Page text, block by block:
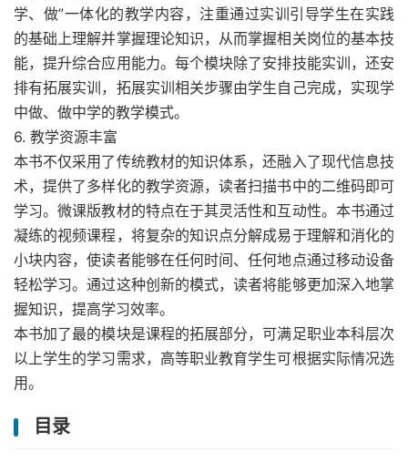
学、做”一体化的教学内容，注重通过实训引导学生在实践
的基础上理解并掌握理论知识，从而掌握相关岗位的基本技
能，提升综合应用能力。每个模块除了安排技能实训，还安
排有拓展实训，拓展实训相关步骤由学生自己完成，实现学
中做、做中学的教学模式。
6. 教学资源丰富
本书不仅采用了传统教材的知识体系，还融入了现代信息技
术，提供了多样化的教学资源，读者扫描书中的二维码即可
学习。微课版教材的特点在于其灵活性和互动性。本书通过
凝练的视频课程，将复杂的知识点分解成易于理解和消化的
小块内容，使读者能够在任何时间、任何地点通过移动设备
轻松学习。通过这种创新的模式，读者将能够更加深入地掌
握知识，提高学习效率。
本书加了最的模块是课程的拓展部分，可满足职业本科层次
以上学生的学习需求，高等职业教育学生可根据实际情况选
用。
目录